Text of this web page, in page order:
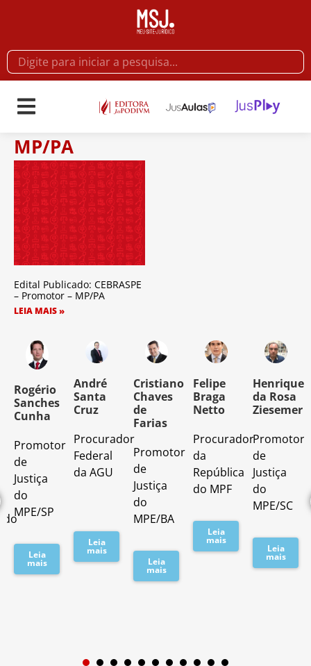
MP/PA
Edital Publicado: CEBRASPE
– Promotor – MP/PA
LEIA MAIS »
Rogério
Sanches
Cunha
Promotor
de
Justiça
do
MPE/SP
Leia
mais
André
Santa
Cruz
Procurador
Federal
da AGU
Leia
mais
Cristiano
Chaves
de
Farias
Promotor
de
Justiça
do
MPE/BA
Leia
mais
Felipe
Braga
Netto
Procurador
da
República
do MPF
Leia
mais
Henrique
da Rosa
Ziesemer
Promotor
de
Justiça
do
MPE/SC
Leia
mais